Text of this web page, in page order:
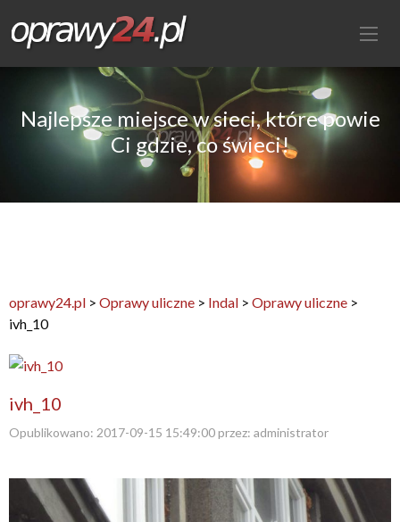
Najlepsze miejsce w sieci, które powie
Ci gdzie, co świeci!
oprawy24.pl > Oprawy uliczne > Indal > Oprawy uliczne >
ivh_10
ivh_10
Opublikowano: 2017-09-15 15:49:00przez: administrator